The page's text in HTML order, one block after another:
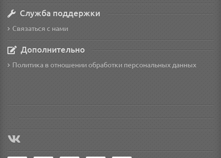
Служба поддержки
Связаться с нами
Дополнительно
Политика в отношении обработки персональных данных